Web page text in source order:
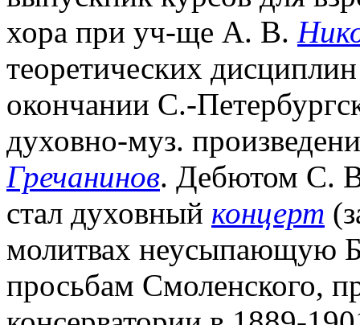
хора при уч-ще А. В.
теоретических
окончании С.-
духовно-муз.
Гречанинов. Дебютом С.
стал духовный концерт
молитвах неусыпающую
просьбам Смоленского,